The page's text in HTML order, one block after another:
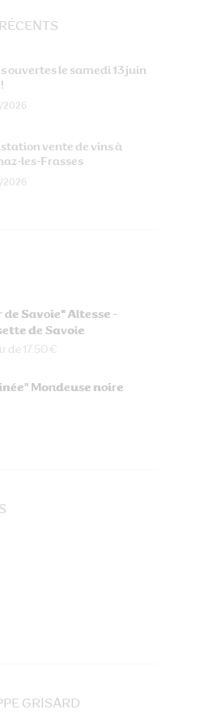
ouvertes le samedi 13 juin
2026
vente de vins à
les-Frasses
2026
de Savoie" Altesse -
de Savoie
de 17.50 €
Mondeuse noire
GRISARD